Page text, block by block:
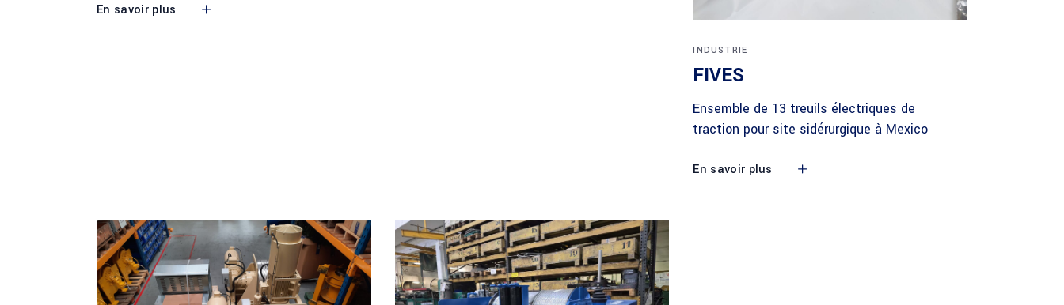
En savoir plus
INDUSTRIE
FIVES
Ensemble de 13 treuils électriques de
traction pour site sidérurgique à Mexico
En savoir plus